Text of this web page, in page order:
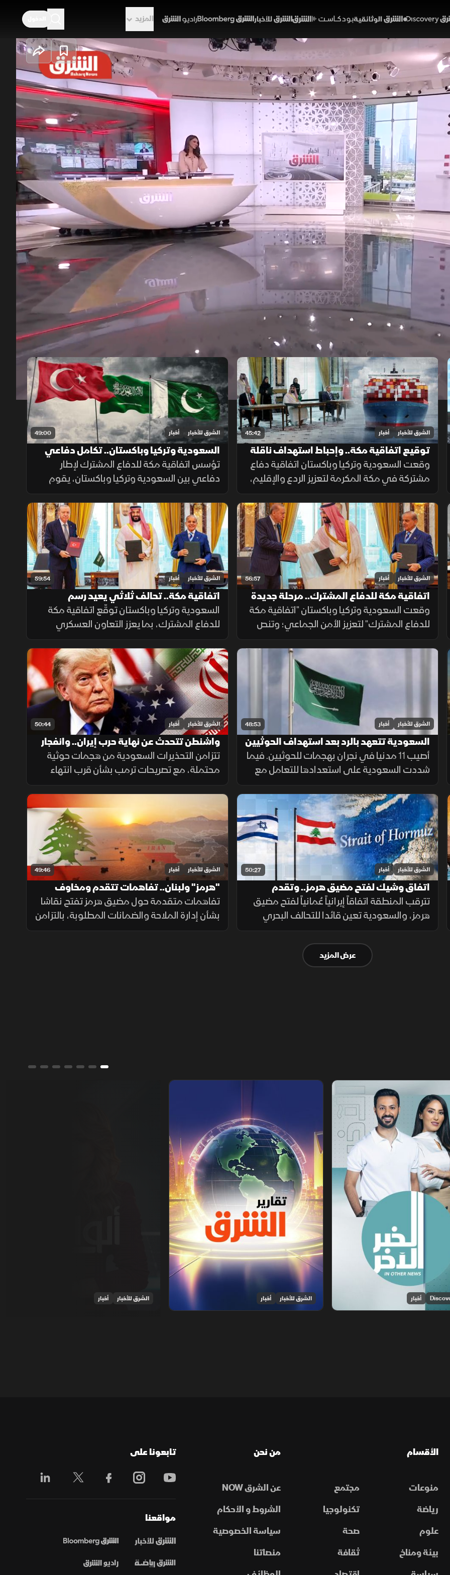
المزيد
00:13/04:34
في المونديال.. وفراعنة مصر
حجم الإصابات
04:34 أخبار
ودع الأردن مونديال 2026 بخسارته أمام الجزائر التي استعادت توازنها. وفي البطولة، تسبب انحياز جائزة رجل
للنجوم كفينيسيوس وفالفيردي بجدل واسع. مصريا، أعلن منتخب الفراعنة طبيعة إصابة حمدي فتحي
بينما حطم هالاند أرقاما قياسية مع النرويج، وتمسك العراق بفرصة التأهل رغم الخسارة.
الشرق كأس العالم 2026 مصر الأردن العراق الجزائر
45:42 الشرق للأخبار أخبار
توقيع اتفاقية مكة.. وإحباط استهداف ناقلة
بالبحر الأحمر
وقعت السعودية وتركيا وباكستان اتفاقية دفاع
مشتركة في مكة المكرمة لتعزيز الردع والإقليم،
بينما أعلن العراق رفض استهداف الجوار، وأحبط
هجوم على ناقلة بالبحر الأحمر مع تحركات أميركية
قرب هرمز.
49:00 الشرق للأخبار أخبار
السعودية وتركيا وباكستان.. تكامل دفاعي
يعزز الردع المشترك
تؤسس اتفاقية مكة للدفاع المشترك لإطار
دفاعي بين السعودية وتركيا وباكستان، يقوم
على الردع الجماعي وتطوير القدرات الدفاعية
ورفع الجاهزية والتنسيق، مع التأكيد على دعم
أمن المنطقة واستقرارها.
56:57 الشرق للأخبار أخبار
اتفاقية مكة للدفاع المشترك.. مرحلة جديدة
من التعاون الأمني
وقعت السعودية وتركيا وباكستان "اتفاقية مكة
للدفاع المشترك" لتعزيز الأمن الجماعي؛ وتنص
على أن أي هجوم مسلح على أي دولة منها يعد
هجوما على الجميع، بهدف حماية الاستقرار
الإقليمي وتطوير التعاون الدفاعي.
59:54 الشرق للأخبار أخبار
اتفاقية مكة.. تحالف ثلاثي يعيد رسم
معادلات الأمن
السعودية وتركيا وباكستان توقّع اتفاقية مكة
للدفاع المشترك، بما يعزز التعاون العسكري
والأمني، ويعتبر أي اعتداء على إحدى الدول
الثلاث اعتداءً عليها جميعاً.
48:53 الشرق للأخبار أخبار
السعودية تتعهد بالرد بعد استهداف الحوثيين
لنجران.. وترمب يوسع قيود الجنسية
أصيب 11 مدنيا في نجران بهجمات للحوثيين. فيما
شددت السعودية على استعدادها للتعامل مع
أي اعتداء. وجدد التحالف دعمه لليمن. وفي
أميركا، أعلن ترمب قرب انتهاء حرب إيران ووسع
قيود الجنسية بالولادة.
50:44 الشرق للأخبار أخبار
واشنطن تتحدث عن نهاية حرب إيران.. وانفجار
جرمانا يرفع التوتر
تتزامن التحذيرات السعودية من هجمات حوثية
محتملة، مع تصريحات ترمب بشأن قرب انتهاء
حرب إيران، فيما تشدد دمشق على مواصلة
العمل لإنهاء وجود السلاح خارج سلطة الدولة،
بعد انفجار استهدف حافلة في جرمانا.
50:27 الشرق للأخبار أخبار
اتفاق وشيك لفتح مضيق هرمز.. وتقدم
بمفاوضات لبنان وإسرائيل
تترقب المنطقة اتفاقاً إيرانياً عُمانياً لفتح مضيق
هرمز، والسعودية تعين قائدا للتحالف البحري
الدفاعي. كما تقدمت المفاوضات اللبنانية
الإسرائيلية بروما، بينما كثفت روسيا هجماتها ضد
49:46 الشرق للأخبار أخبار
"هرمز" ولبنان.. تفاهمات تتقدم ومخاوف
التصعيد مستمرة
تفاهمات متقدمة حول مضيق هرمز تفتح نقاشا
بشأن إدارة الملاحة والضمانات المطلوبة، بالتزامن
مع استمرار مفاوضات روما حول الحدود ووقف
عرض المزيد
أخبار
تقارير الشرق
الشرق للأخبار أخبار الشرق للأخبار أخبار
الأقسام
منوعات
مجتمع
رياضة
تكنولوجيا
علوم
صحة
بيئة ومناخ
ثقافة
من نحن
عن الشرق NOW
الشروط و الأحكام
سياسة الخصوصية
منصاتنا
تابعونا على
مواقعنا